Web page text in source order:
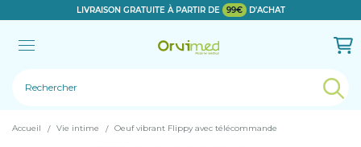
LIVRAISON GRATUITE À PARTIR DE 99€ D'ACHAT
Le produit a bien été ajouté!
Accueil Vie intime Oeuf vibrant Flippy avec télécommande